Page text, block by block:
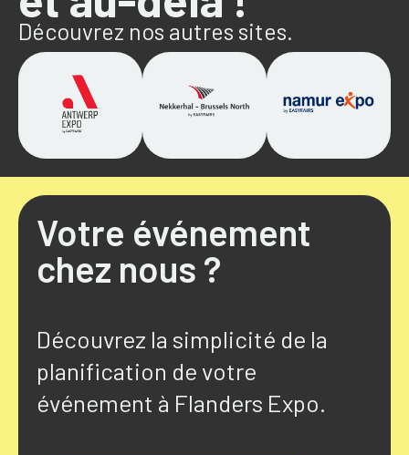
Découvrez nos autres sites.
Votre événement
chez nous ?
Découvrez la simplicité de la
planification de votre
événement à Flanders Expo.